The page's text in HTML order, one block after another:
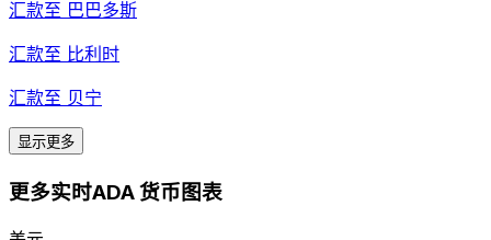
汇款至 巴巴多斯
汇款至 比利时
汇款至 贝宁
显示更多
更多实时ADA 货币图表